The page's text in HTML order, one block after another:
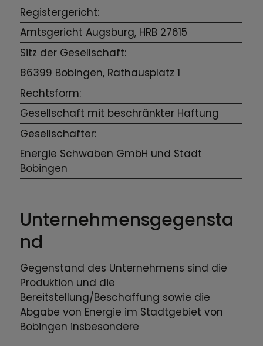
Registergericht:
Amtsgericht Augsburg, HRB 27615
Sitz der Gesellschaft:
86399 Bobingen, Rathausplatz 1
Rechtsform:
Gesellschaft mit beschränkter Haftung
Gesellschafter:
Energie Schwaben GmbH und Stadt
Bobingen
Unternehmensgegensta
nd
Gegenstand des Unternehmens sind die
Produktion und die
Bereitstellung/Beschaffung sowie die
Abgabe von Energie im Stadtgebiet von
Bobingen insbesondere